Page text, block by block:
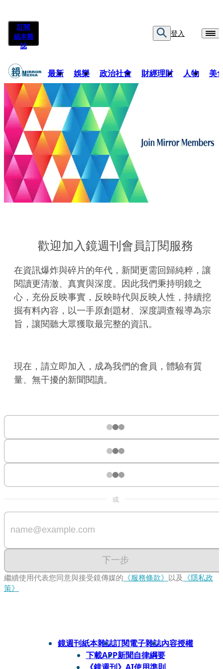
訂閱
紙本雜
誌
登入
最新 娛樂 政治社會 財經理財 人物 美
歡迎加入鏡週刊會員訂閱服務
在資訊爆炸與碎片的年代，新聞更需回歸純粹，讓
閱讀更清澈、真實與深度。因此我們秉持明鏡之
心，充份反映事實，反映時代與反映人性，持續挖
掘有料內容，以一手原創題材、深度調查報導為宗
旨，讓閱聽大眾獲取最完整的資訊。
現在，請立即加入，成為我們的會員，體驗有質
量、無干擾的新聞閱讀。
或
下一步
繼續使用代表您同意與接受鏡傳媒的 《服務條款》 以及 《隱私政
策》
鏡週刊紙本雜誌訂閱電子雜誌內容授權
下載APP新聞自律綱要